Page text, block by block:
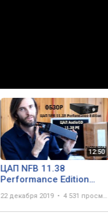
ЦАП NFB 11.38
Performance Edition
22 декабря 2019 4 531 просмотр